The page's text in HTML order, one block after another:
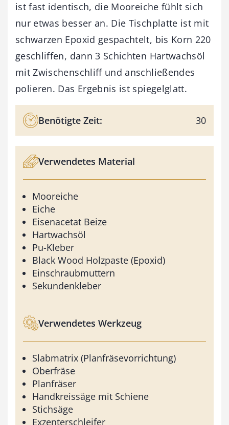
ist fast identisch, die Mooreiche fühlt sich
nur etwas besser an. Die Tischplatte ist mit
schwarzen Epoxid gespachtelt, bis Korn 220
geschliffen, dann 3 Schichten Hartwachsöl
mit Zwischenschliff und anschließendes
polieren. Das Ergebnis ist spiegelglatt.
Benötigte Zeit: 30
Verwendetes Material
Mooreiche
Eiche
Eisenacetat Beize
Hartwachsöl
Pu-Kleber
Black Wood Holzpaste (Epoxid)
Einschraubmuttern
Sekundenkleber
Verwendetes Werkzeug
Slabmatrix (Planfräsevorrichtung)
Oberfräse
Planfräser
Handkreissäge mit Schiene
Stichsäge
Exzenterschleifer